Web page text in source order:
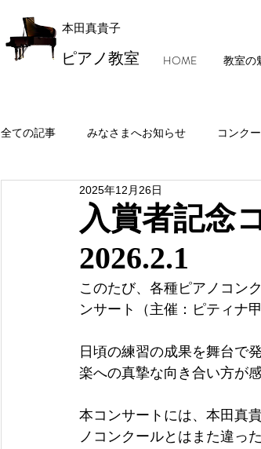
本田真貴子
HOME 教室の
ピアノ教室
全ての記事 みなさまへお知らせ コンク
レッスン風景・本田マジック
入賞者記念
2026.2.1
2025年12月26日
このたび、各種ピアノコン
ンサート（主催：ピティナ
日頃の練習の成果を舞台で
楽への真摯な向き合い方が
本コンサートには、本田真
ノコンクールとはまた違っ